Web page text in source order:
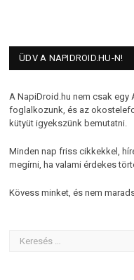
ÜDV A NAPIDROID.HU-N!
A NapiDroid.hu nem csak egy
foglalkozunk, és az
kütyüt igyekszünk bemutatni.
Minden nap friss cikkekkel,
megírni, ha valami érdekes
Kövess minket, és nem